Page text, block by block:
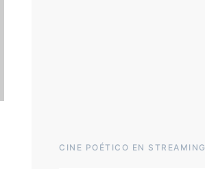
CINE POÉTICO EN STREAMING